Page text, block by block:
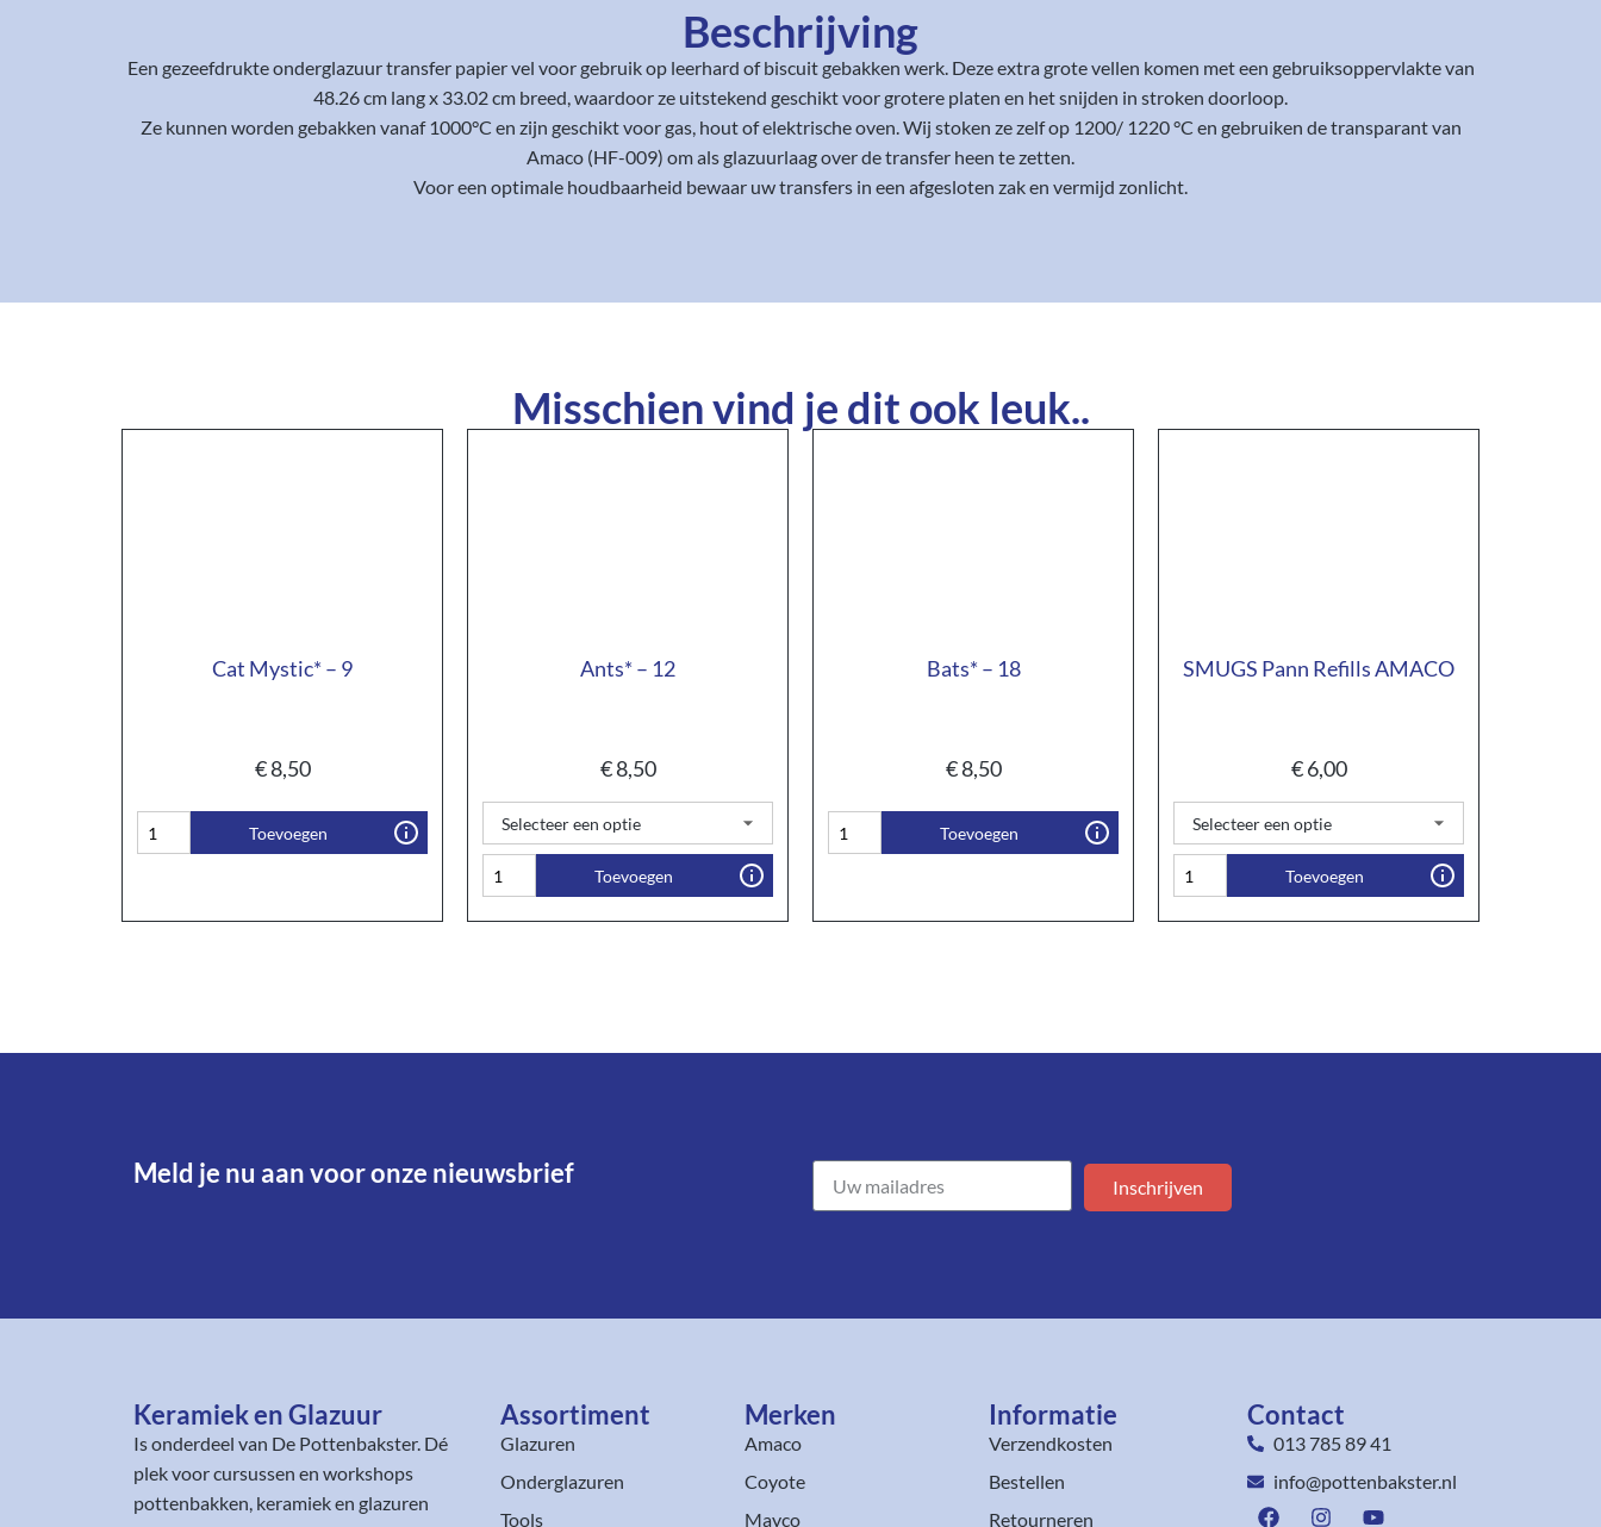
Beschrijving
Een gezeefdrukte onderglazuur transfer papier vel voor gebruik op leerhard of biscuit gebakken werk. Deze extra grote vellen komen met een gebruiksoppervlakte van
48.26 cm lang x 33.02 cm breed, waardoor ze uitstekend geschikt voor grotere platen en het snijden in stroken doorloop.
Ze kunnen worden gebakken vanaf 1000°C en zijn geschikt voor gas, hout of elektrische oven. Wij stoken ze zelf op 1200/ 1220 °C en gebruiken de transparant van
Amaco (HF-009) om als glazuurlaag over de transfer heen te zetten.
Voor een optimale houdbaarheid bewaar uw transfers in een afgesloten zak en vermijd zonlicht.
Misschien vind je dit ook leuk..
Cat Mystic* – 9
€8,50
Toevoegen
Ants* – 12
€8,50
Toevoegen
Bats* – 18
€8,50
Toevoegen
SMUGS Pann Refills AMACO
€6,00
Toevoegen
Meld je nu aan voor onze nieuwsbrief​ Inschrijven
Keramiek en Glazuur​
Is onderdeel van De Pottenbakster. Dé
plek voor cursussen en workshops
pottenbakken, keramiek en glazuren
Assortiment​
Glazuren
Onderglazuren
Tools
Merken
Amaco
Coyote
Mayco
Informatie
Verzendkosten
Bestellen
Retourneren
Contact
013 785 89 41
info@pottenbakster.nl